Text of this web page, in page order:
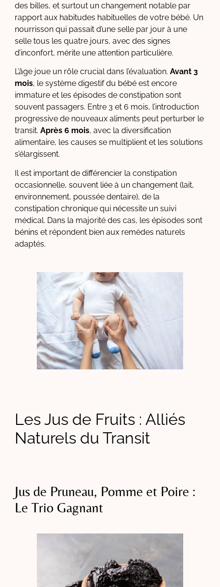
des billes, et surtout un changement notable par
rapport aux habitudes habituelles de votre bébé. Un
nourrisson qui passait d’une selle par jour à une
selle tous les quatre jours, avec des signes
d’inconfort, mérite une attention particulière.
L’âge joue un rôle crucial dans l’évaluation. Avant 3
mois, le système digestif du bébé est encore
immature et les épisodes de constipation sont
souvent passagers. Entre 3 et 6 mois, l’introduction
progressive de nouveaux aliments peut perturber le
transit. Après 6 mois, avec la diversification
alimentaire, les causes se multiplient et les solutions
s’élargissent.
Il est important de différencier la constipation
occasionnelle, souvent liée à un changement (lait,
environnement, poussée dentaire), de la
constipation chronique qui nécessite un suivi
médical. Dans la majorité des cas, les épisodes sont
bénins et répondent bien aux remèdes naturels
adaptés.
Les Jus de Fruits : Alliés
Naturels du Transit
Jus de Pruneau, Pomme et Poire :
Le Trio Gagnant